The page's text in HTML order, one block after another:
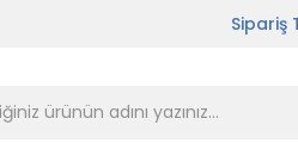
Sipariş